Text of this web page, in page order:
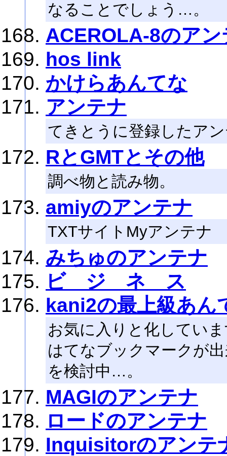
なることでしょう…。
ACEROLA-8のアン
hos link
かけらあんてな
アンテナ
てきとうに登録したア
RとGMTとその他
調べ物と読み物。
amiyのアンテナ
TXTサイトMyアンテナ
みちゅのアンテナ
ビ ジ ネ ス
kani2の最上級あん
お気に入りと化してい
はてなブックマークが
を検討中…。
MAGIのアンテナ
ロードのアンテナ
Inquisitorのアンテ